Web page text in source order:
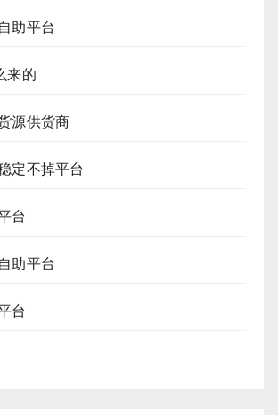
助平台
来的
源供货商
定不掉平台
台
助平台
台